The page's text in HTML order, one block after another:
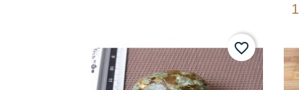
favorite_border